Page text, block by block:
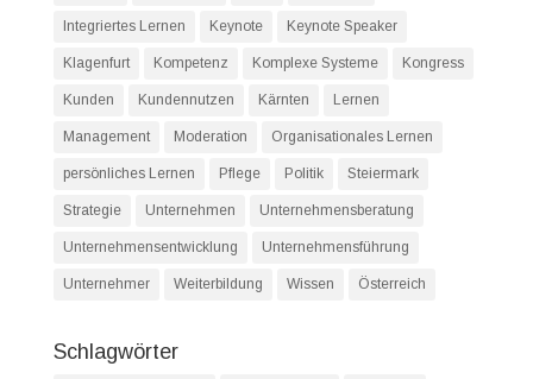
Integriertes Lernen Keynote Keynote Speaker
Klagenfurt Kompetenz Komplexe Systeme Kongress
Kunden Kundennutzen Kärnten Lernen
Management Moderation Organisationales Lernen
persönliches Lernen Pflege Politik Steiermark
Strategie Unternehmen Unternehmensberatung
Unternehmensentwicklung Unternehmensführung
Unternehmer Weiterbildung Wissen Österreich
Schlagwörter